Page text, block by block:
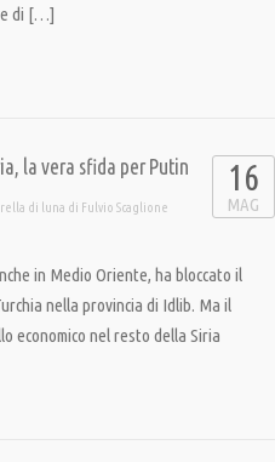
di […]
la vera sfida per Putin
di luna di Fulvio Scaglione
16
MAG
in Medio Oriente, ha bloccato il
nella provincia di Idlib. Ma il
economico nel resto della Siria